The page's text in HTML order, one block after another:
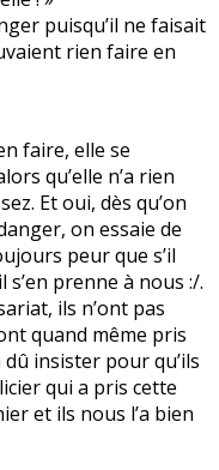
puisqu’il ne faisait
rien faire en
faire, elle se
qu’elle n’a rien
Et oui, dès qu’on
on essaie de
peur que s’il
prenne à nous :/.
ils n’ont pas
quand même pris
insister pour qu’ils
qui a pris cette
et ils nous l’a bien